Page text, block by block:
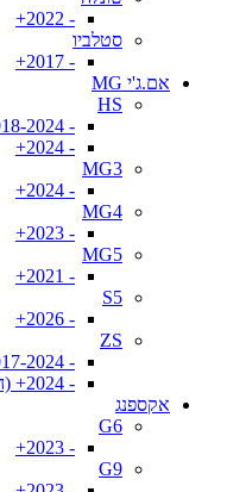
- 2022+
סטלביו
- 2017+
אם.ג'י MG
HS
- 2018-2024
- 2024+
MG3
- 2024+
MG4
- 2023+
MG5
- 2021+
S5
- 2026+
ZS
- 2017-2024
- 2024+ (הייבריד+)
אקספנג
G6
- 2023+
G9